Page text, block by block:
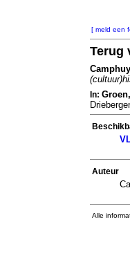
[ meld een
Terug
In:
Auteur
Alle